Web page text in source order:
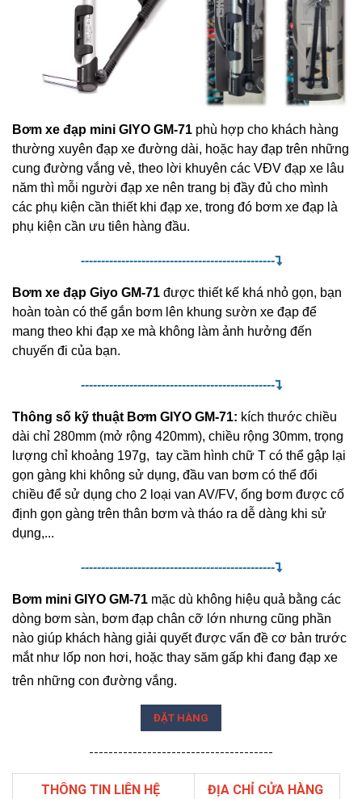
Bơm xe đạp mini GIYO GM-71 phù hợp cho khách hàng
thường xuyên đạp xe đường dài, hoặc hay đạp trên những
cung đường vắng vẻ, theo lời khuyên các VĐV đạp xe lâu
năm thì mỗi người đạp xe nên trang bị đầy đủ cho mình
các phụ kiện cần thiết khi đạp xe, trong đó bơm xe đạp là
phụ kiện cần ưu tiên hàng đầu.
------------------------------------------------
Bơm xe đạp Giyo GM-71 được thiết kế khá nhỏ gọn, bạn
hoàn toàn có thể gắn bơm lên khung sườn xe đạp để
mang theo khi đạp xe mà không làm ảnh hưởng đến
chuyến đi của bạn.
------------------------------------------------
Thông số kỹ thuật Bơm GIYO GM-71: kích thước chiều
dài chỉ 280mm (mở rộng 420mm), chiều rộng 30mm, trọng
lượng chỉ khoảng 197g, tay cầm hình chữ T có thể gập lại
gọn gàng khi không sử dụng, đầu van bơm có thể đổi
chiều để sử dụng cho 2 loại van AV/FV, ống bơm được cố
định gọn gàng trên thân bơm và tháo ra dễ dàng khi sử
dụng,...
------------------------------------------------
Bơm mini GIYO GM-71 mặc dù không hiệu quả bằng các
dòng bơm sàn, bơm đạp chân cỡ lớn nhưng cũng phần
nào giúp khách hàng giải quyết được vấn đề cơ bản trước
mắt như lốp non hơi, hoặc thay săm gấp khi đang đạp xe
trên những con đường vắng.
ĐẶT HÀNG
--------------------------------------
THÔNG TIN LIÊN HỆ ĐỊA CHỈ CỬA HÀNG